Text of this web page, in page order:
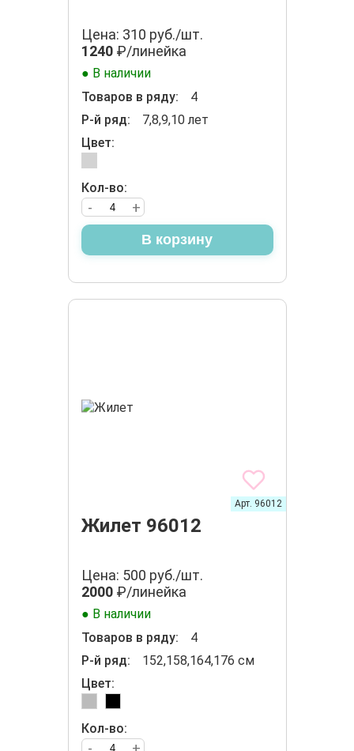
Цена: 310 руб./шт.
1240₽/линейка
● В наличии
Товаров в ряду:
4
Р-й ряд:
7,8,9,10 лет
Цвет:
Кол-во:
+
-
В корзину
Жилет 96012
Арт. 96012
Цена: 500 руб./шт.
2000₽/линейка
● В наличии
Товаров в ряду:
4
Р-й ряд:
152,158,164,176 см
Цвет:
Кол-во: